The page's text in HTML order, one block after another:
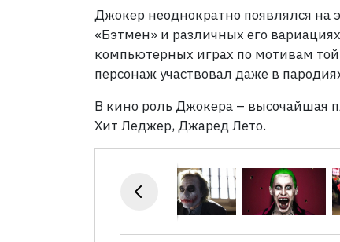
Джокер неоднократно появлялся на
«Бэтмен» и различных его
компьютерных играх по мотивам
персонаж участвовал даже в
В кино роль Джокера – высочайшая
Хит Леджер, Джаред Лето.